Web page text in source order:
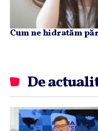
Cum ne hidratăm
De